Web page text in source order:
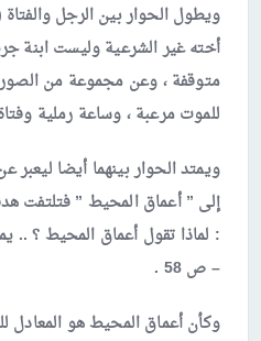
ويطول الحوار بين الرجل
أخته غير الشرعية وليست ابنة
متوقفة ، وعن مجموعة من
للموت مرعبة ، وساعة رملية
ويمتد الحوار بينهما أيضا
إلى ” أعماق المحيط ” فتلتفت
: لماذا تقول أعماق المحيط ؟ ..
– ص 58 .
وكأن أعماق المحيط هو المعادل